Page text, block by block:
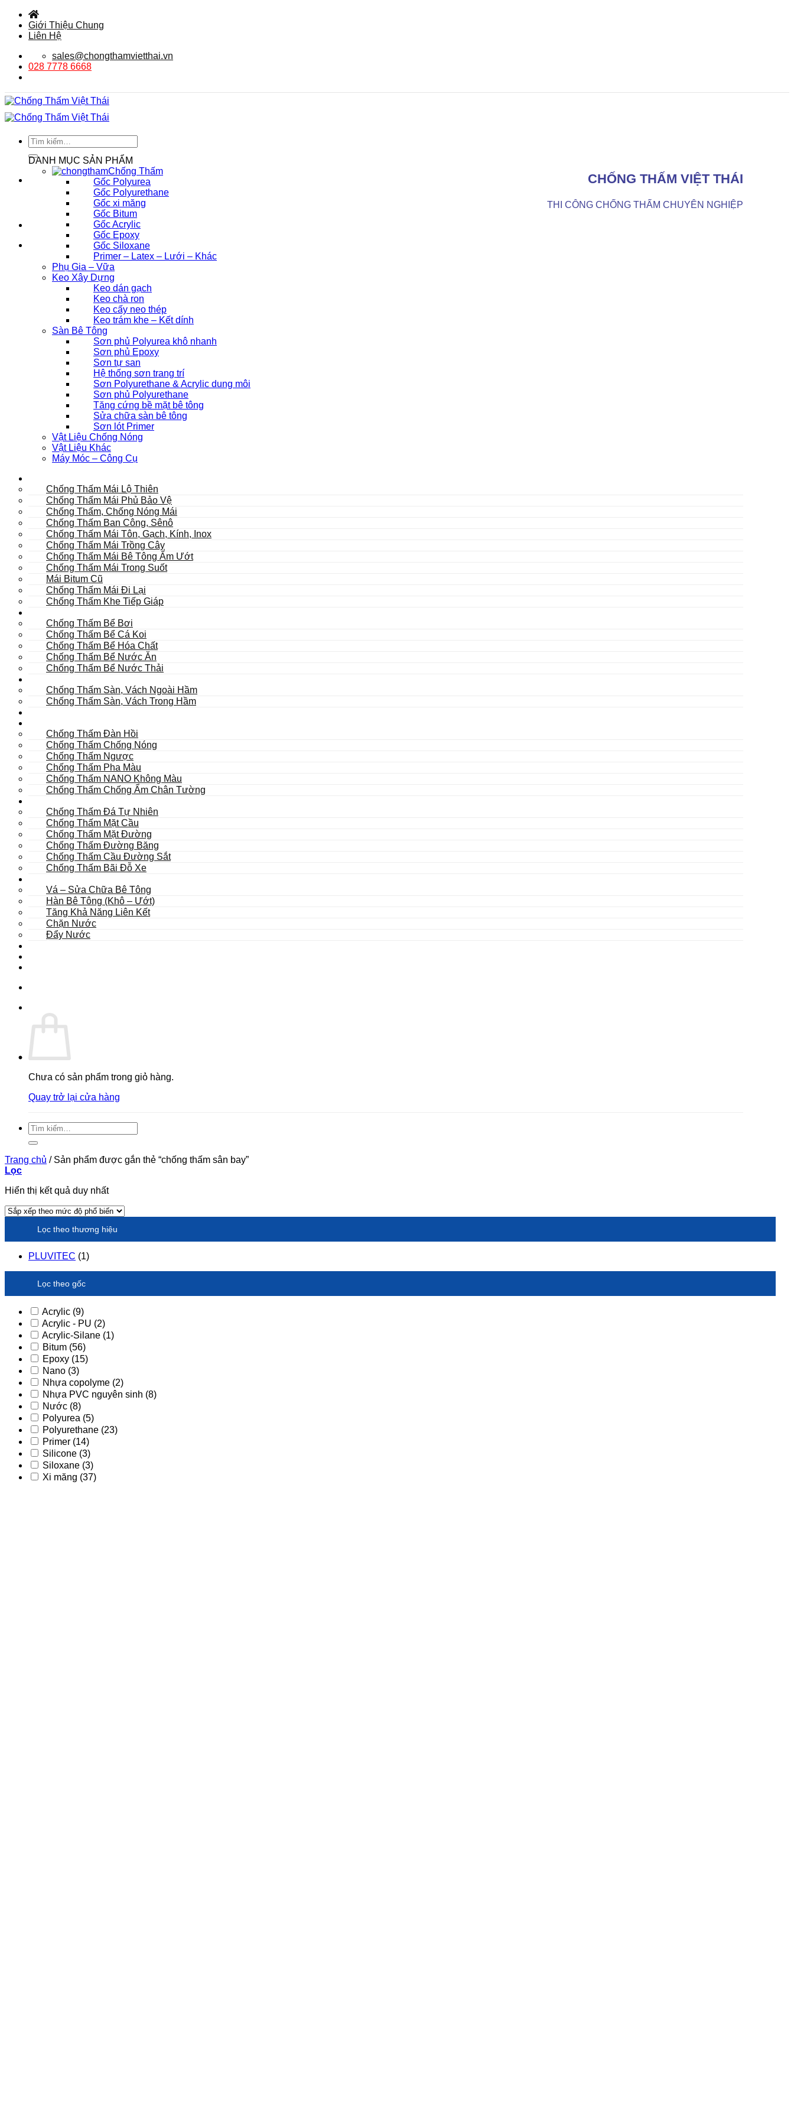
qua
Giới Thiệu Chung
Liên Hệ
sales@chongthamvietthai.vn
028 7778 6668
Tìm
kiếm:
CHỐNG THẤM VIỆT THÁI
THI CÔNG CHỐNG THẤM CHUYÊN NGHIỆP
DANH MỤC SẢN PHẨM
Chống Thấm
Gốc Polyurea
Gốc Polyurethane
Gốc xi măng
Gốc Bitum
Gốc Acrylic
Gốc Epoxy
Gốc Siloxane
Primer – Latex – Lưới – Khác
Phụ Gia – Vữa
Keo Xây Dựng
Keo dán gạch
Keo chà ron
Keo cấy neo thép
Keo trám khe – Kết dính
Sàn Bê Tông
Sơn phủ Polyurea khô nhanh
Sơn phủ Epoxy
Sơn tự san
Hệ thống sơn trang trí
Sơn Polyurethane & Acrylic dung môi
Sơn phủ Polyurethane
Tăng cứng bề mặt bê tông
Sửa chữa sàn bê tông
Sơn lót Primer
Vật Liệu Chống Nóng
Vật Liệu Khác
Máy Móc – Công Cụ
Chống Thấm Mái Lộ Thiên
Chống Thấm Mái Phủ Bảo Vệ
Chống Thấm, Chống Nóng Mái
Chống Thấm Ban Công, Sênô
Chống Thấm Mái Tôn, Gạch, Kính, Inox
Chống Thấm Mái Trồng Cây
Chống Thấm Mái Bê Tông Ẩm Ướt
Chống Thấm Mái Trong Suốt
Mái Bitum Cũ
Chống Thấm Mái Đi Lại
Chống Thấm Khe Tiếp Giáp
Chống Thấm Bể Bơi
Chống Thấm Bể Cá Koi
Chống Thấm Bể Hóa Chất
Chống Thấm Bể Nước Ăn
Chống Thấm Bể Nước Thải
Chống Thấm Sàn, Vách Ngoài Hầm
Chống Thấm Sàn, Vách Trong Hầm
Chống Thấm Đàn Hồi
Chống Thấm Chống Nóng
Chống Thấm Ngược
Chống Thấm Pha Màu
Chống Thấm NANO Không Màu
Chống Thấm Chống Ẩm Chân Tường
Chống Thấm Đá Tự Nhiên
Chống Thấm Mặt Cầu
Chống Thấm Mặt Đường
Chống Thấm Đường Băng
Chống Thấm Cầu Đường Sắt
Chống Thấm Bãi Đỗ Xe
Vá – Sửa Chữa Bê Tông
Hàn Bê Tông (Khô – Ướt)
Tăng Khả Năng Liên Kết
Chặn Nước
Đẩy Nước
Chưa có sản phẩm trong giỏ hàng.
Quay trở lại cửa hàng
Tìm
kiếm:
Trang chủ /Sản phẩm được gắn thẻ “chống thấm sân bay”
Lọc
Hiển thị kết quả duy nhất
Lọc theo thương hiệu
PLUVITEC (1)
Lọc theo gốc
Acrylic (9)
Acrylic - PU (2)
Acrylic-Silane (1)
Bitum (56)
Epoxy (15)
Nano (3)
Nhựa copolyme (2)
Nhựa PVC nguyên sinh (8)
Nước (8)
Polyurea (5)
Polyurethane (23)
Primer (14)
Silicone (3)
Siloxane (3)
Xi măng (37)